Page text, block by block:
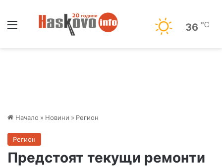
36 ℃
Начало » Новини » Регион
Регион
Предстоят текущи ремонти